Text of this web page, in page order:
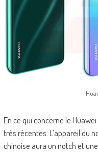
En ce qui concerne le
très récentes. L’appareil du
chinoise aura un notch et